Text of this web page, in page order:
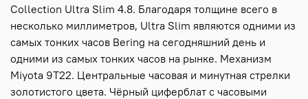
Collection Ultra Slim 4.8. Благодаря толщине всего в
несколько миллиметров, Ultra Slim являются одними из
самых тонких часов Bering на сегодняшний день и
одними из самых тонких часов на рынке. Механизм
Miyota 9T22. Центральные часовая и минутная стрелки
золотистого цвета. Чёрный циферблат с часовыми